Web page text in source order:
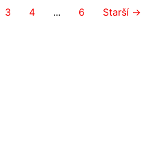
3 4 ... 6 Starší →